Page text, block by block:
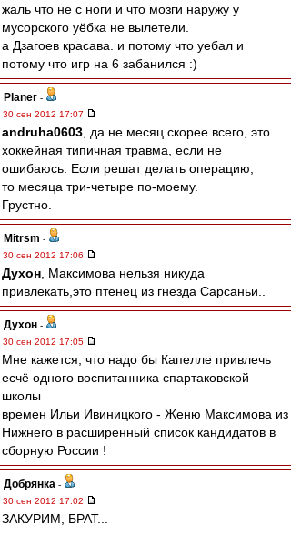
жаль что не с ноги и что мозги наружу у
мусорского уёбка не вылетели.
а Дзагоев красава. и потому что уебал и
потому что игр на 6 забанился :)
Planer -
30 сен 2012 17:07
andruha0603 , да не месяц скорее всего, это
хоккейная типичная травма, если не
ошибаюсь. Если решат делать операцию,
то месяца три-четыре по-моему.
Грустно.
Mitrsm -
30 сен 2012 17:06
Духон , Максимова нельзя никуда
привлекать,это птенец из гнезда Сарсаньи..
Духон -
30 сен 2012 17:05
Мне кажется, что надо бы Капелле привлечь
есчё одного воспитанника спартаковской
школы
времен Ильи Ивиницкого - Женю Максимова из
Нижнего в расширенный список кандидатов в
сборную России !
Добрянка -
30 сен 2012 17:02
ЗАКУРИМ, БРАТ...